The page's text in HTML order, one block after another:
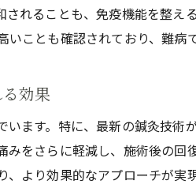
鍼灸治療がもた
関節リウマチ患
鍼灸治療の流れ
痛みの部位別に
鍼灸治療後の痛
れることも、免疫機能を整
ことも確認されており、難病
効果
ます。特に、最新の鍼灸技
をさらに軽減し、施術後の
、より効果的なアプローチが